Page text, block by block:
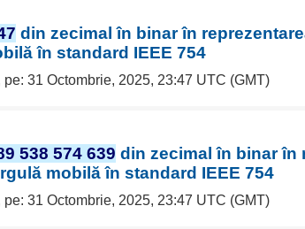
din zecimal în binar în
în standard IEEE 754
31 Octombrie, 2025, 23:47 UTC (GMT)
538 574 639 din zecimal în binar în
mobilă în standard IEEE 754
31 Octombrie, 2025, 23:47 UTC (GMT)